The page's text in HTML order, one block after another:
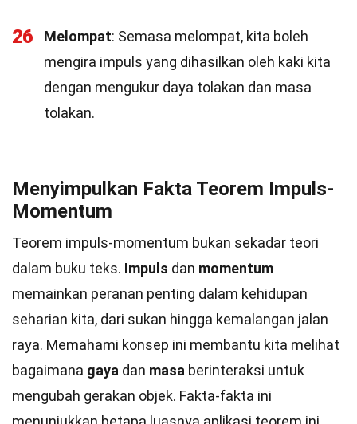
26 Melompat: Semasa melompat, kita boleh
mengira impuls yang dihasilkan oleh kaki kita
dengan mengukur daya tolakan dan masa
tolakan.
Menyimpulkan Fakta Teorem Impuls-
Momentum
Teorem impuls-momentum bukan sekadar teori
dalam buku teks. Impuls dan momentum
memainkan peranan penting dalam kehidupan
seharian kita, dari sukan hingga kemalangan jalan
raya. Memahami konsep ini membantu kita melihat
bagaimana gaya dan masa berinteraksi untuk
mengubah gerakan objek. Fakta-fakta ini